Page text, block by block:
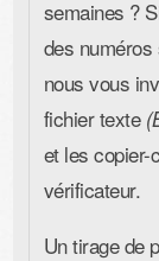
semaines ?
des
nous vous
fichier texte
et les copier-
vérificateur.
Un tirage de